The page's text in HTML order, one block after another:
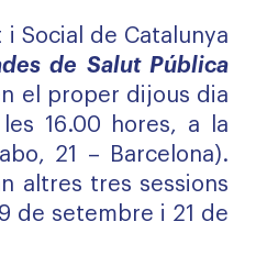
i Social de Catalunya
de Salut Pública
el proper dijous dia
16.00 hores, a la
21 – Barcelona).
altres tres sessions
de setembre i 21 de